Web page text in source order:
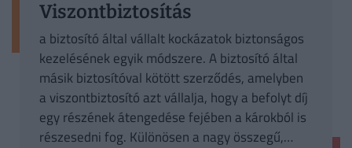
Viszontbiztosítás
a biztosító által vállalt kockázatok biztonságos
kezelésének egyik módszere. A biztosító által
másik biztosítóval kötött szerződés, amelyben
a viszontbiztosító azt vállalja, hogy a befolyt díj
egy részének átengedése fejében a károkból is
részesedni fog. Különösen a nagy összegű,